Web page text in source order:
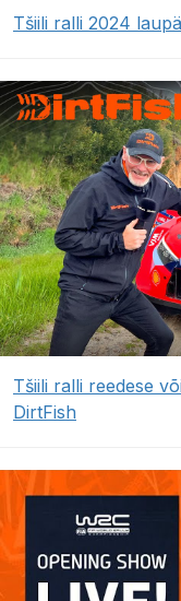
Tšiili ralli 2024
Tšiili ralli reedese
DirtFish